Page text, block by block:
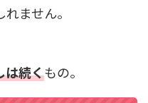
ません。
は続くもの。